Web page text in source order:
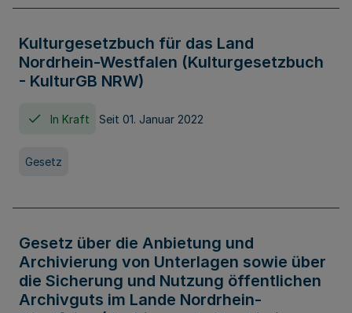
Kulturgesetzbuch für das Land
Nordrhein-Westfalen (Kulturgesetzbuch
- KulturGB NRW)
In Kraft Seit 01. Januar 2022
Gesetz
Gesetz über die Anbietung und
Archivierung von Unterlagen sowie über
die Sicherung und Nutzung öffentlichen
Archivguts im Lande Nordrhein-